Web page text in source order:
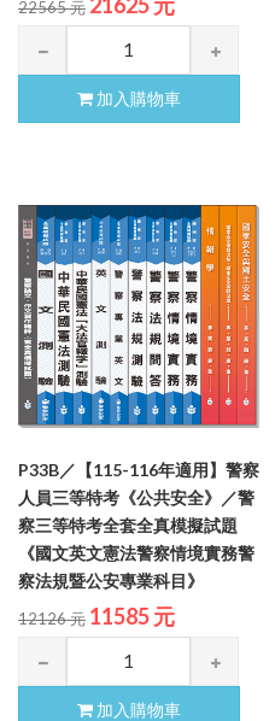
22565 元
加入購物車
P33B／【115-116年適用】警察
人員三等特考《公共安全》／警
察三等特考全套全真模擬試題
《國文英文憲法警察情境實務警
察法規暨公安專業科目》
12126 元 11585 元
加入購物車